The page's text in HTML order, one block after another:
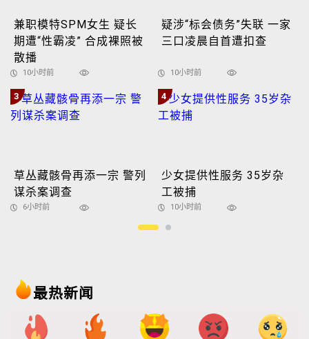
兼职模特SPM女生 疑长
期遭“性霸凌” 合成裸照被
散播
10小时前
疑涉“标会债务”失联 一家
三口凌晨自首遭扣查
10小时前
3
草丛藏骸骨再添一宗 警列
谋杀案调查
6小时前
4
少女提供性服务 35岁杂
工被捕
10小时前
最热新闻